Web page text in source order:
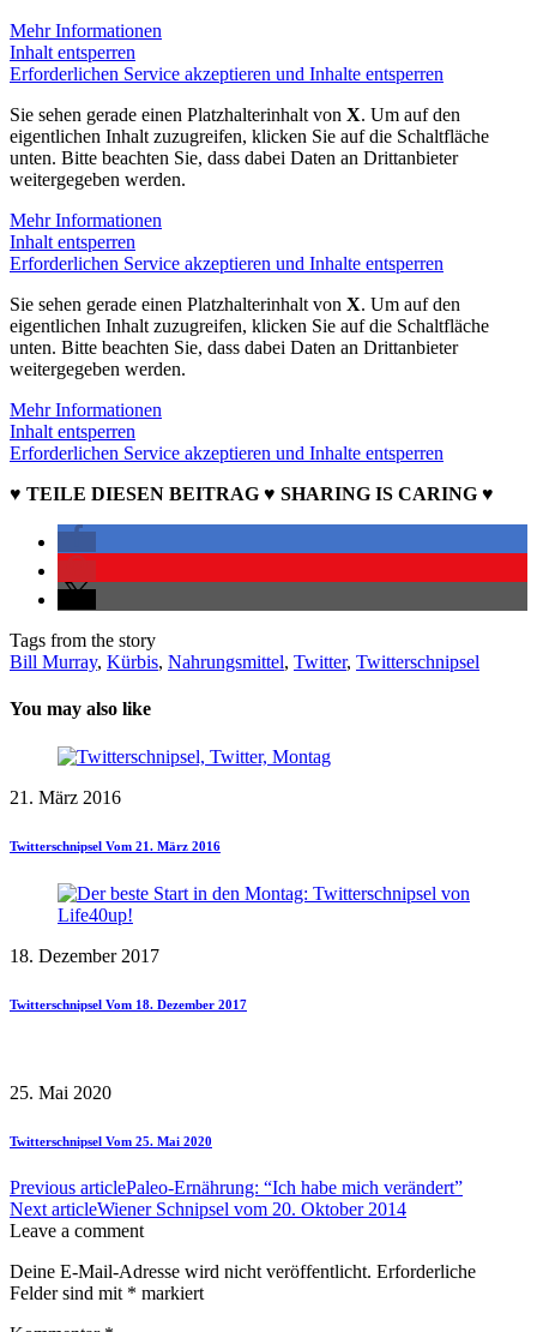
Mehr Informationen
Inhalt entsperren
Erforderlichen Service akzeptieren und Inhalte entsperren
Sie sehen gerade einen Platzhalterinhalt von X. Um auf den
eigentlichen Inhalt zuzugreifen, klicken Sie auf die Schaltfläche
unten. Bitte beachten Sie, dass dabei Daten an Drittanbieter
weitergegeben werden.
Mehr Informationen
Inhalt entsperren
Erforderlichen Service akzeptieren und Inhalte entsperren
Sie sehen gerade einen Platzhalterinhalt von X. Um auf den
eigentlichen Inhalt zuzugreifen, klicken Sie auf die Schaltfläche
unten. Bitte beachten Sie, dass dabei Daten an Drittanbieter
weitergegeben werden.
Mehr Informationen
Inhalt entsperren
Erforderlichen Service akzeptieren und Inhalte entsperren
♥ TEILE DIESEN BEITRAG ♥ SHARING IS CARING ♥
Tags from the story
Bill Murray, Kürbis, Nahrungsmittel, Twitter, Twitterschnipsel
You may also like
21. März 2016
Twitterschnipsel Vom 21. März 2016
18. Dezember 2017
Twitterschnipsel Vom 18. Dezember 2017
25. Mai 2020
Twitterschnipsel Vom 25. Mai 2020
Previous articlePaleo-Ernährung: “Ich habe mich verändert”
Next articleWiener Schnipsel vom 20. Oktober 2014
Leave a comment
Deine E-Mail-Adresse wird nicht veröffentlicht. Erforderliche
Felder sind mit * markiert